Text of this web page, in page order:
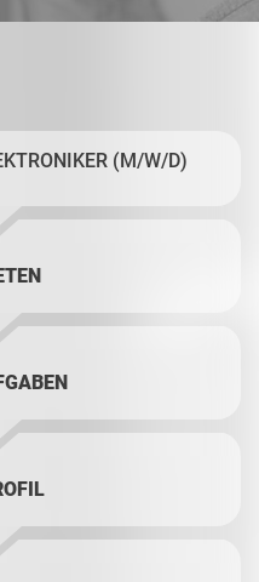
(M/W/D)